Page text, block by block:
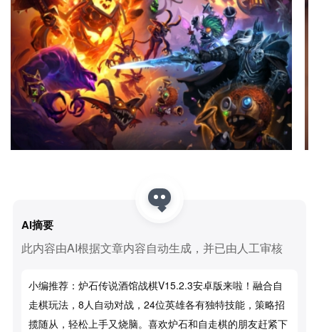
AI摘要
此内容由AI根据文章内容自动生成，并已由人工审核
小编推荐：炉石传说酒馆战棋v15.2.3安卓版来啦！融合自
走棋玩法，8人自动对战，24位英雄各有独特技能，策略招
揽随从，轻松上手又烧脑。喜欢炉石和自走棋的朋友赶紧下